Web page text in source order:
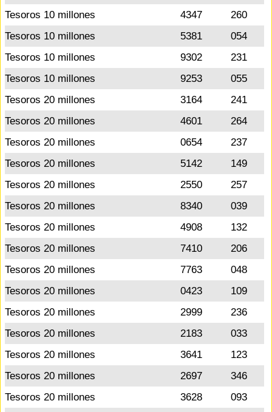
Tesoros 10 millones
4347
260
Tesoros 10 millones
5381
054
Tesoros 10 millones
9302
231
Tesoros 10 millones
9253
055
Tesoros 20 millones
3164
241
Tesoros 20 millones
4601
264
Tesoros 20 millones
0654
237
Tesoros 20 millones
5142
149
Tesoros 20 millones
2550
257
Tesoros 20 millones
8340
039
Tesoros 20 millones
4908
132
Tesoros 20 millones
7410
206
Tesoros 20 millones
7763
048
Tesoros 20 millones
0423
109
Tesoros 20 millones
2999
236
Tesoros 20 millones
2183
033
Tesoros 20 millones
3641
123
Tesoros 20 millones
2697
346
Tesoros 20 millones
3628
093